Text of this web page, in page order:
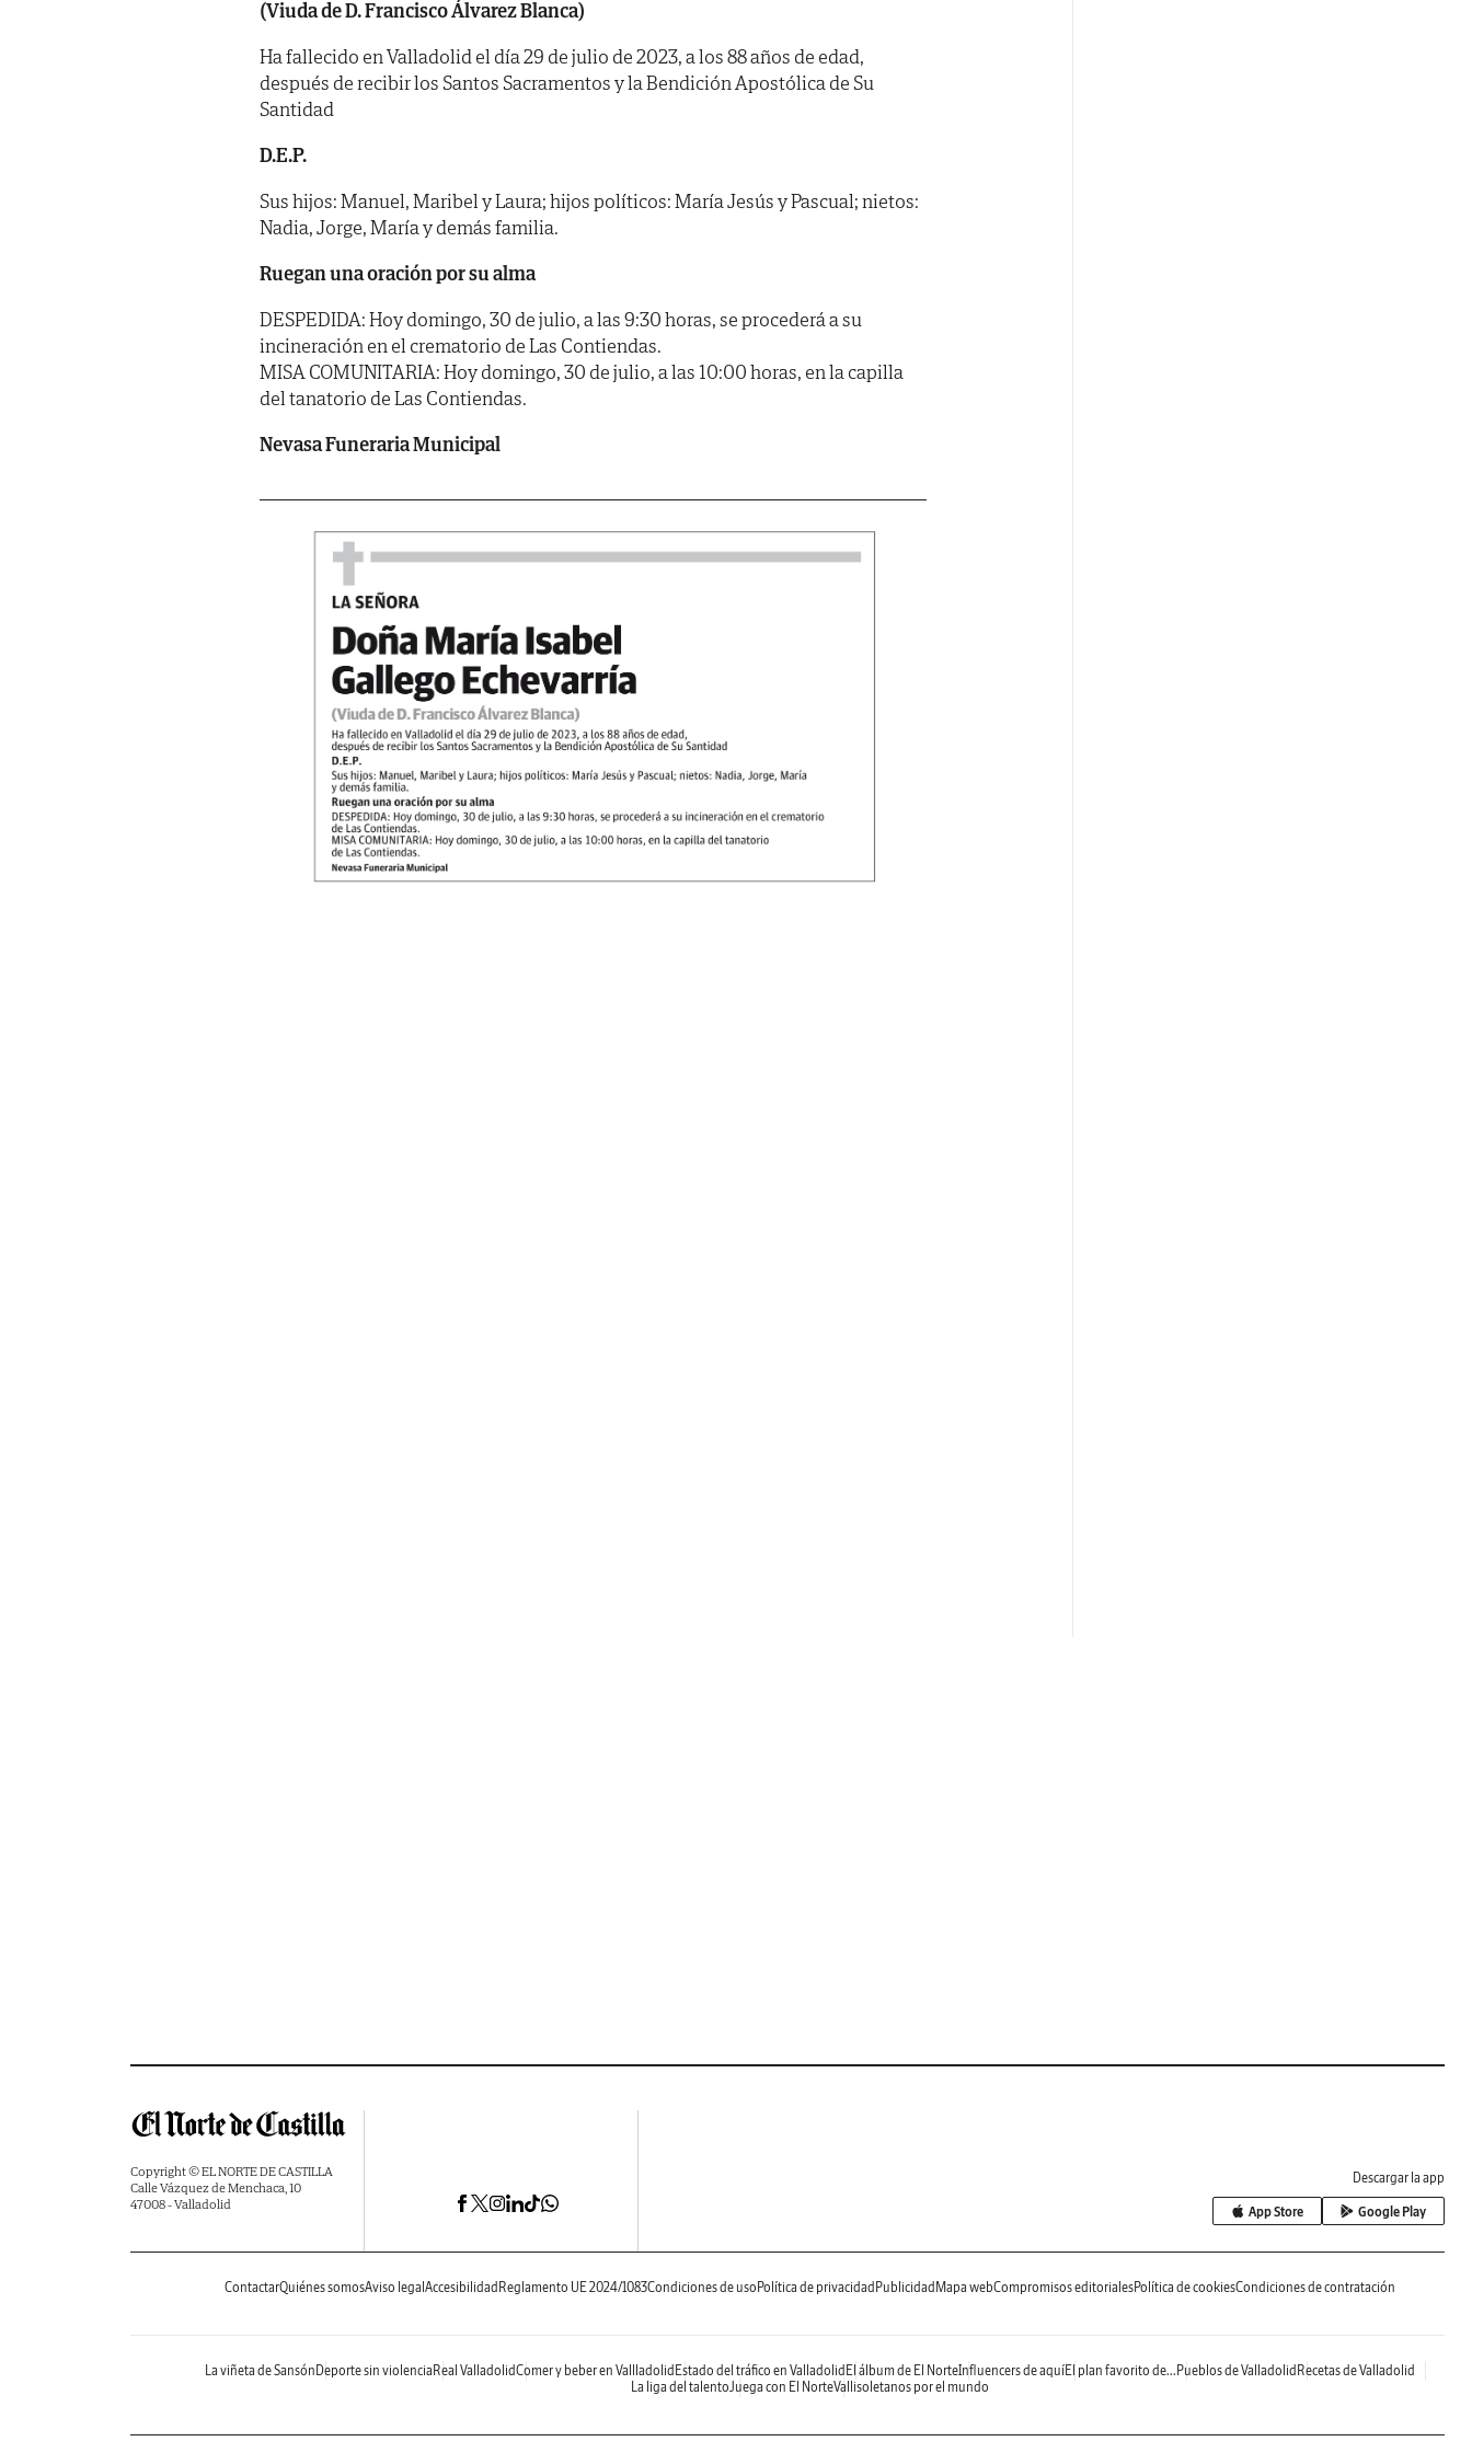
(Viuda de D. Francisco Álvarez Blanca)
Ha fallecido en Valladolid el día 29 de julio de 2023, a los 88 años de edad,
después de recibir los Santos Sacramentos y la Bendición Apostólica de Su
Santidad
D.E.P.
Sus hijos: Manuel, Maribel y Laura; hijos políticos: María Jesús y Pascual; nietos:
Nadia, Jorge, María y demás familia.
Ruegan una oración por su alma
DESPEDIDA: Hoy domingo, 30 de julio, a las 9:30 horas, se procederá a su
incineración en el crematorio de Las Contiendas.
MISA COMUNITARIA: Hoy domingo, 30 de julio, a las 10:00 horas, en la capilla
del tanatorio de Las Contiendas.
Nevasa Funeraria Municipal
Copyright © EL NORTE DE CASTILLA
Calle Vázquez de Menchaca, 10
47008 - Valladolid
Descargar la app
App Store Google Play
ContactarQuiénes somosAviso legal Accesibilidad Reglamento UE 2024/1083Condiciones de uso Política de privacidad Publicidad Mapa webCompromisos editorialesPolítica de cookiesCondiciones de contratación
La viñeta de Sansón Deporte sin violencia Real ValladolidComer y beber en Vallladolid Estado del tráfico en Valladolid El álbum de El NorteInfluencers de aquíEl plan favorito de... Pueblos de Valladolid Recetas de Valladolid
La liga del talentoJuega con El NorteVallisoletanos por el mundo